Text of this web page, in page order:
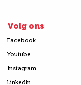
Volg ons
Facebook
Youtube
Instagram
Linkedin